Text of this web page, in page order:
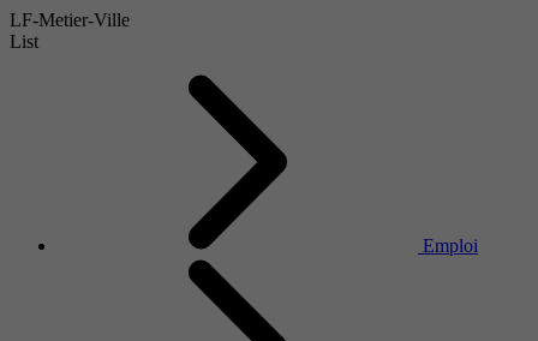
LF-Metier-Ville
List
Emploi